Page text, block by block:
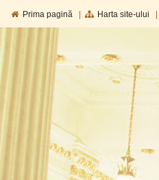
Prima pagină Harta site-ului